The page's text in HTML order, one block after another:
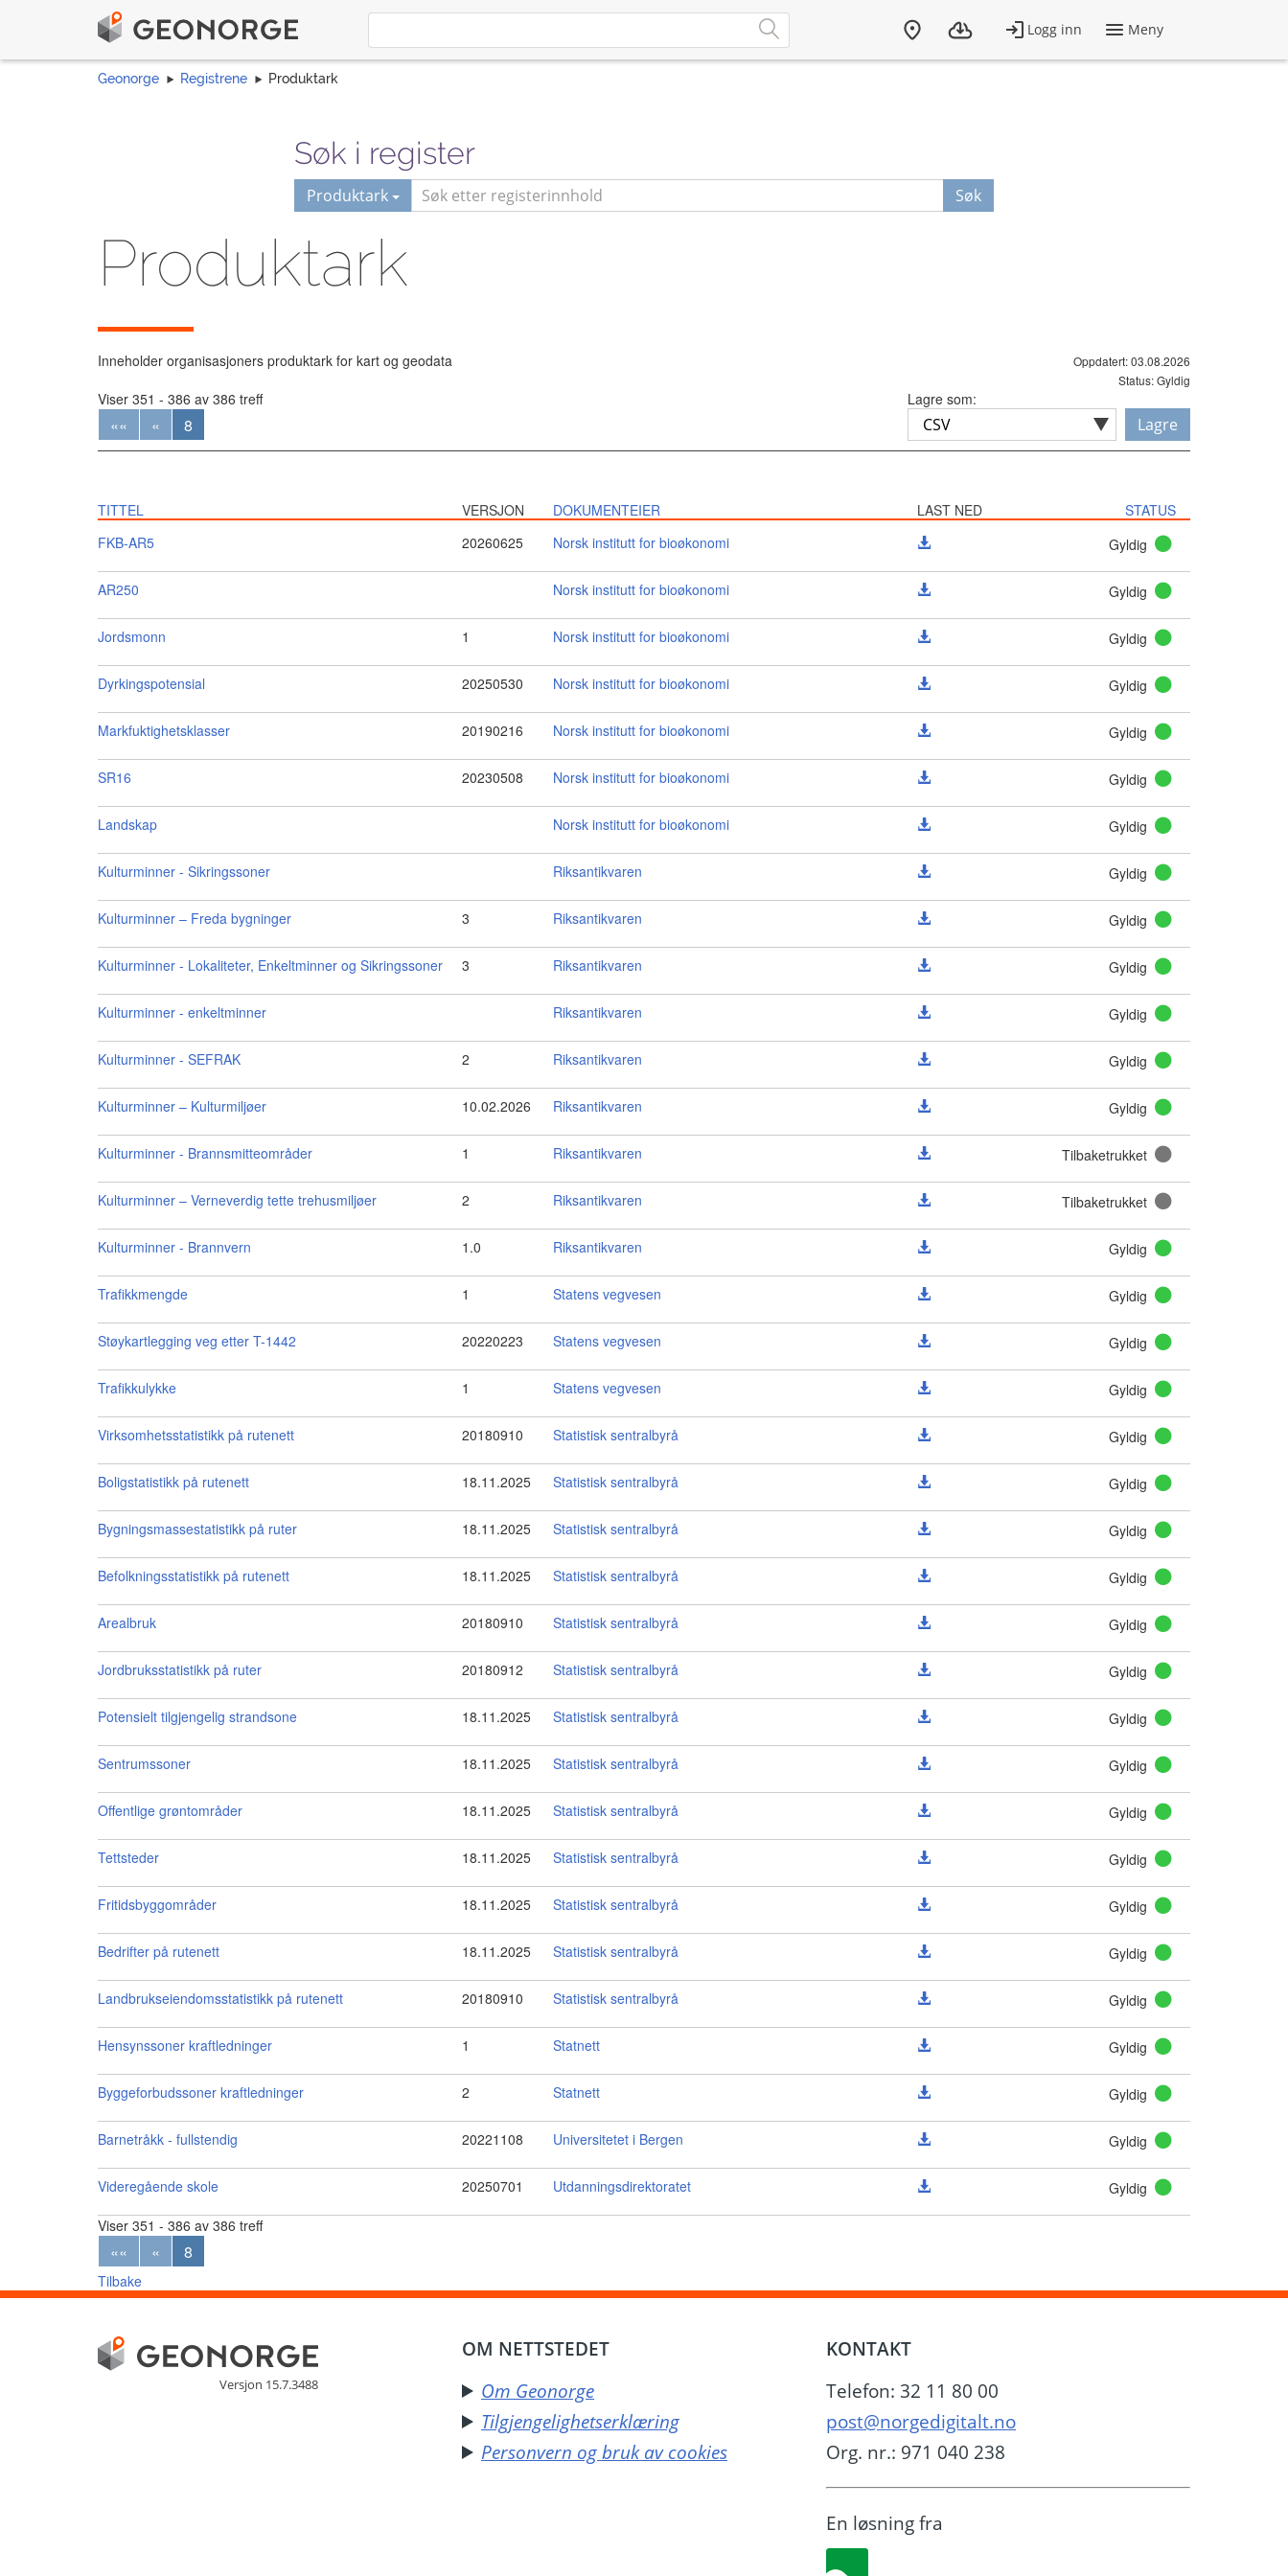
Geonorge Registrene Produktark
Søk i register
Produktark Søk
Produktark
Inneholder organisasjoners produktark for kart og geodata
Oppdatert: 03.08.2026
Status: Gyldig
Viser 351 - 386 av 386 treff
«« « 8
Lagre som:
Lagre
TITTEL VERSJON DOKUMENTEIER LAST NED
STATUS
FKB-AR5
20260625 Norsk institutt for bioøkonomi Gyldig
AR250 Norsk institutt for bioøkonomi Gyldig
Jordsmonn 1 Norsk institutt for bioøkonomi Gyldig
Dyrkingspotensial 20250530 Norsk institutt for bioøkonomi Gyldig
Markfuktighetsklasser 20190216 Norsk institutt for bioøkonomi Gyldig
SR16 20230508 Norsk institutt for bioøkonomi Gyldig
Landskap Norsk institutt for bioøkonomi Gyldig
Kulturminner - Sikringssoner Riksantikvaren Gyldig
Kulturminner – Freda bygninger 3 Riksantikvaren Gyldig
Kulturminner - Lokaliteter, Enkeltminner og Sikringssoner 3 Riksantikvaren Gyldig
Kulturminner - enkeltminner Riksantikvaren Gyldig
Kulturminner - SEFRAK 2 Riksantikvaren Gyldig
Kulturminner – Kulturmiljøer 10.02.2026 Riksantikvaren Gyldig
Kulturminner - Brannsmitteområder 1 Riksantikvaren Tilbaketrukket
Kulturminner – Verneverdig tette trehusmiljøer 2 Riksantikvaren Tilbaketrukket
Kulturminner - Brannvern 1.0 Riksantikvaren Gyldig
Trafikkmengde 1 Statens vegvesen Gyldig
Støykartlegging veg etter T-1442 20220223 Statens vegvesen Gyldig
Trafikkulykke 1 Statens vegvesen Gyldig
Virksomhetsstatistikk på rutenett 20180910 Statistisk sentralbyrå Gyldig
Boligstatistikk på rutenett 18.11.2025 Statistisk sentralbyrå Gyldig
Bygningsmassestatistikk på ruter 18.11.2025 Statistisk sentralbyrå Gyldig
Befolkningsstatistikk på rutenett 18.11.2025 Statistisk sentralbyrå Gyldig
Arealbruk 20180910 Statistisk sentralbyrå Gyldig
Jordbruksstatistikk på ruter 20180912 Statistisk sentralbyrå Gyldig
Potensielt tilgjengelig strandsone 18.11.2025 Statistisk sentralbyrå Gyldig
Sentrumssoner 18.11.2025 Statistisk sentralbyrå Gyldig
Offentlige grøntområder 18.11.2025 Statistisk sentralbyrå Gyldig
Tettsteder 18.11.2025 Statistisk sentralbyrå Gyldig
Fritidsbyggområder 18.11.2025 Statistisk sentralbyrå Gyldig
Bedrifter på rutenett 18.11.2025 Statistisk sentralbyrå Gyldig
Landbrukseiendomsstatistikk på rutenett 20180910 Statistisk sentralbyrå Gyldig
Hensynssoner kraftledninger 1 Statnett Gyldig
Byggeforbudssoner kraftledninger 2 Statnett Gyldig
Barnetråkk - fullstendig 20221108 Universitetet i Bergen Gyldig
Videregående skole 20250701 Utdanningsdirektoratet
Gyldig
Viser 351 - 386 av 386 treff
«« « 8
Tilbake